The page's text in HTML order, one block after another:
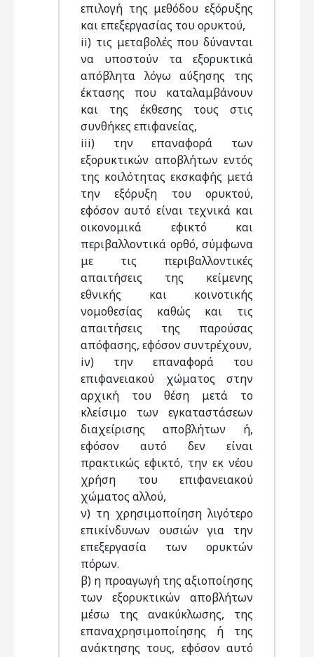
επιλογή της μεθόδου εξόρυξης
και επεξεργασίας του ορυκτού,
ii) τις μεταβολές που δύνανται
να υποστούν τα εξορυκτικά
απόβλητα λόγω αύξησης της
έκτασης που καταλαμβάνουν
και της έκθεσης τους στις
συνθήκες επιφανείας,
iii) την επαναφορά των
εξορυκτικών αποβλήτων εντός
της κοιλότητας εκσκαφής μετά
την εξόρυξη του ορυκτού,
εφόσον αυτό είναι τεχνικά και
οικονομικά εφικτό και
περιβαλλοντικά ορθό, σύμφωνα
με τις περιβαλλοντικές
απαιτήσεις της κείμενης
εθνικής και κοινοτικής
νομοθεσίας καθώς και τις
απαιτήσεις της παρούσας
απόφασης, εφόσον συντρέχουν,
iν) την επαναφορά του
επιφανειακού χώματος στην
αρχική του θέση μετά το
κλείσιμο των εγκαταστάσεων
διαχείρισης αποβλήτων ή,
εφόσον αυτό δεν είναι
πρακτικώς εφικτό, την εκ νέου
χρήση του επιφανειακού
χώματος αλλού,
ν) τη χρησιμοποίηση λιγότερο
επικίνδυνων ουσιών για την
επεξεργασία των ορυκτών
πόρων.
β) η προαγωγή της αξιοποίησης
των εξορυκτικών αποβλήτων
μέσω της ανακύκλωσης, της
επαναχρησιμοποίησης ή της
ανάκτησης τους, εφόσον αυτό